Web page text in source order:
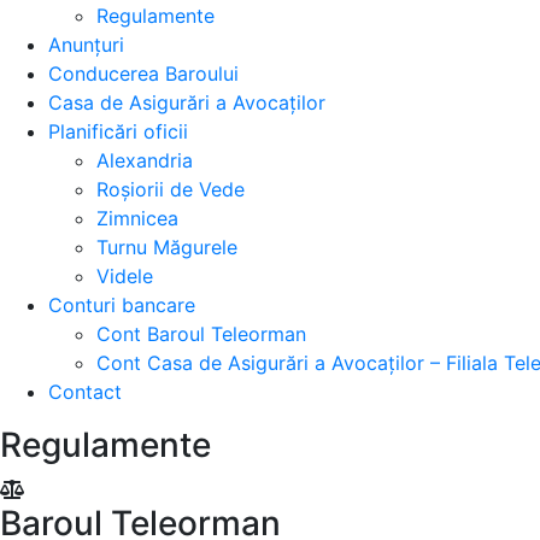
Regulamente
Anunțuri
Conducerea Baroului
Casa de Asigurări a Avocaților
Planificări oficii
Alexandria
Roșiorii de Vede
Zimnicea
Turnu Măgurele
Videle
Conturi bancare
Cont Baroul Teleorman
Cont Casa de Asigurări a Avocaților – Filiala
Contact
Regulamente
Baroul Teleorman